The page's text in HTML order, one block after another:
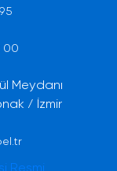
00
Meydanı
/ İzmir